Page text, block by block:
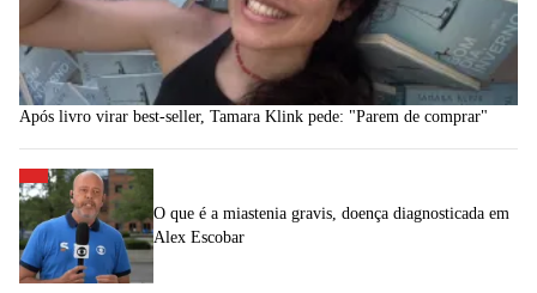
Após livro virar best-seller, Tamara Klink pede: "Parem de comprar"
O que é a miastenia gravis, doença diagnosticada em
Alex Escobar